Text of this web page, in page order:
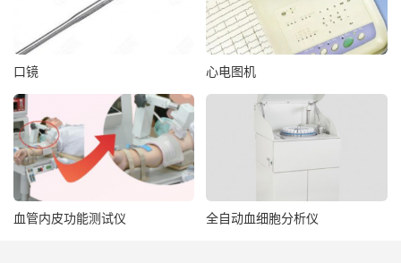
口镜 心电图机
血管内皮功能测试仪 全自动血细胞分析仪